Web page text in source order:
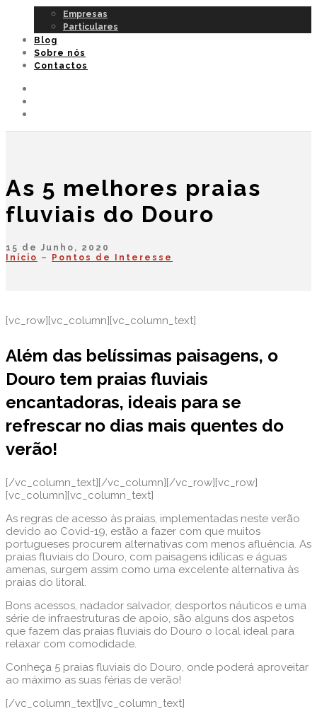
Empresas
Particulares
Blog
Sobre nós
Contactos
As 5 melhores praias
fluviais do Douro
15 de Junho, 2020
Início – Pontos de Interesse
[vc_row][vc_column][vc_column_text]
Além das belíssimas paisagens, o
Douro tem praias fluviais
encantadoras, ideais para se
refrescar no dias mais quentes do
verão!
[/vc_column_text][/vc_column][/vc_row][vc_row]
[vc_column][vc_column_text]
As regras de acesso às praias, implementadas neste verão
devido ao Covid-19, estão a fazer com que muitos
portugueses procurem alternativas com menos afluência. As
praias fluviais do Douro, com paisagens idílicas e águas
amenas, surgem assim como uma excelente alternativa às
praias do litoral.
Bons acessos, nadador salvador, desportos náuticos e uma
série de infraestruturas de apoio, são alguns dos aspetos
que fazem das praias fluviais do Douro o local ideal para
relaxar com comodidade.
Conheça 5 praias fluviais do Douro, onde poderá aproveitar
ao máximo as suas férias de verão!
[/vc_column_text][vc_column_text]